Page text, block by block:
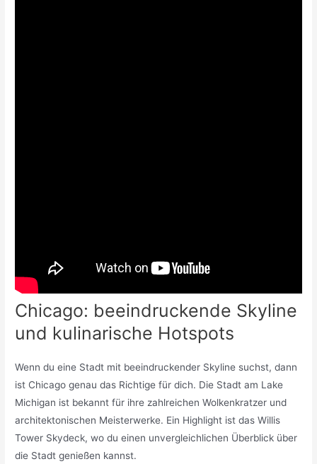
Chicago: beeindruckende Skyline
und kulinarische Hotspots
Wenn du eine Stadt mit beeindruckender Skyline suchst, dann
ist Chicago genau das Richtige für dich. Die Stadt am Lake
Michigan ist bekannt für ihre zahlreichen Wolkenkratzer und
architektonischen Meisterwerke. Ein Highlight ist das Willis
Tower Skydeck, wo du einen unvergleichlichen Überblick über
die Stadt genießen kannst.